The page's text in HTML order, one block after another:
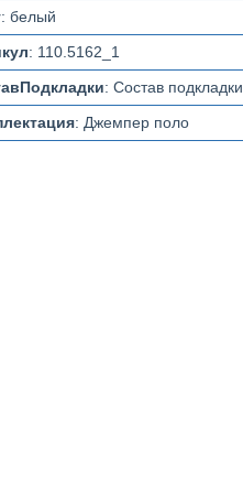
: белый
: 110.5162_1
: Состав подкладки
: Джемпер поло